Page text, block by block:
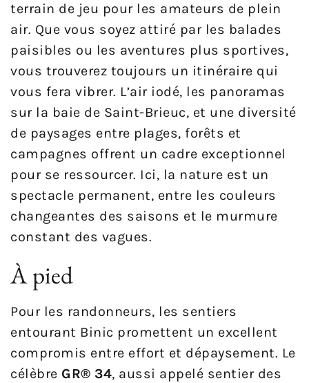
terrain de jeu pour les amateurs de plein
air. Que vous soyez attiré par les balades
paisibles ou les aventures plus sportives,
vous trouverez toujours un itinéraire qui
vous fera vibrer. L’air iodé, les panoramas
sur la baie de Saint-Brieuc, et une diversité
de paysages entre plages, forêts et
campagnes offrent un cadre exceptionnel
pour se ressourcer. Ici, la nature est un
spectacle permanent, entre les couleurs
changeantes des saisons et le murmure
constant des vagues.
À pied
Pour les randonneurs, les sentiers
entourant Binic promettent un excellent
compromis entre effort et dépaysement. Le
célèbre GR® 34, aussi appelé sentier des